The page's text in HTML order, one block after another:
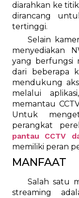
diarahkan ke
dirancang
tertinggi.
Selain
menyediakan
yang berfungsi
dari beberapa
mendukung
melalui
memantau
Untuk
perangkat
pantau CCTV
memiliki peran
MANFAAT
Salah satu
streaming